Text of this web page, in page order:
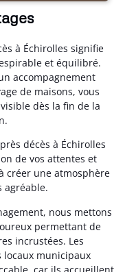
à Échirolles signifie
et équilibré.
accompagnement
de maisons, vous
dès la fin de la
décès à Échirolles
de vos attentes et
créer une atmosphère
agréable.
nous mettons
permettant de
incrustées. Les
locaux municipaux
car ils accueillent